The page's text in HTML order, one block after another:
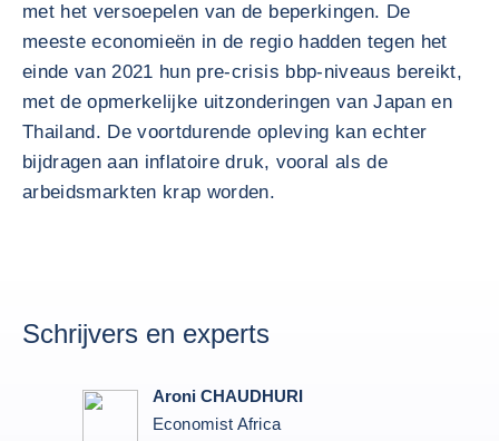
met het versoepelen van de beperkingen. De
meeste economieën in de regio hadden tegen het
einde van 2021 hun pre-crisis bbp-niveaus bereikt,
met de opmerkelijke uitzonderingen van Japan en
Thailand. De voortdurende opleving kan echter
bijdragen aan inflatoire druk, vooral als de
arbeidsmarkten krap worden.
Schrijvers en experts
Aroni CHAUDHURI
Economist Africa